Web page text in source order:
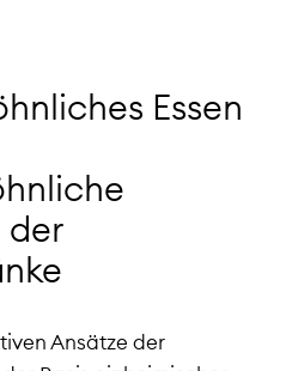
Essen
der
Ansätze der